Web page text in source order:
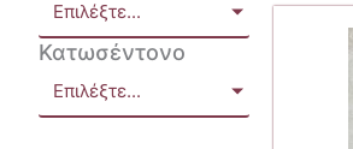
Επιλέξτε...
Κατωσέντονο
Επιλέξτε...